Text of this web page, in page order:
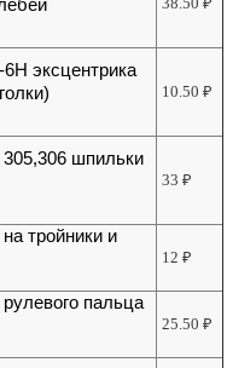
эксцентрика
10.50₽
шпильки
33₽
тройники и
12₽
пальца
25.50₽